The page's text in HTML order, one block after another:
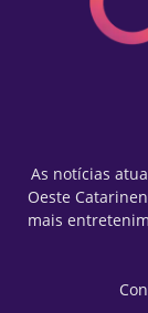
As notícias
Oeste
mais